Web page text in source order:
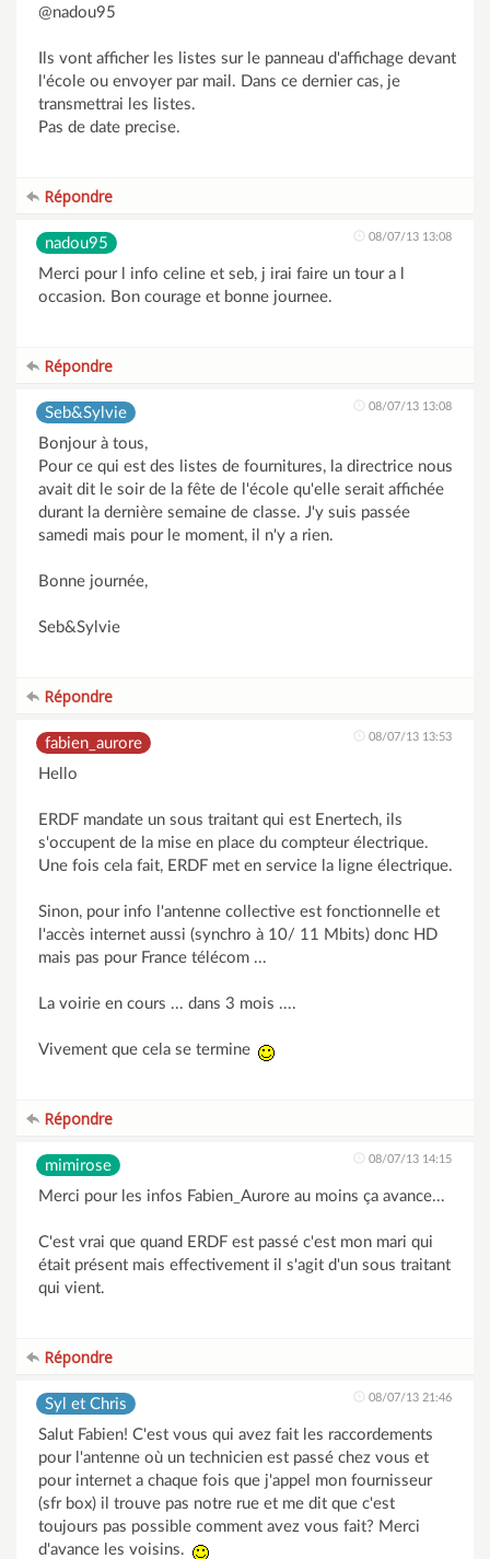
@nadou95
Ils vont afficher les listes sur le panneau d'affichage devant
l'école ou envoyer par mail. Dans ce dernier cas, je
transmettrai les listes.
Pas de date precise.
Répondre
nadou95 08/07/13 13:08
Merci pour l info celine et seb, j irai faire un tour a l
occasion. Bon courage et bonne journee.
Répondre
Seb&Sylvie 08/07/13 13:08
Bonjour à tous,
Pour ce qui est des listes de fournitures, la directrice nous
avait dit le soir de la fête de l'école qu'elle serait affichée
durant la dernière semaine de classe. J'y suis passée
samedi mais pour le moment, il n'y a rien.
Bonne journée,
Seb&Sylvie
Répondre
fabien_aurore 08/07/13 13:53
Hello
ERDF mandate un sous traitant qui est Enertech, ils
s'occupent de la mise en place du compteur électrique.
Une fois cela fait, ERDF met en service la ligne électrique.
Sinon, pour info l'antenne collective est fonctionnelle et
l'accès internet aussi (synchro à 10/ 11 Mbits) donc HD
mais pas pour France télécom ...
La voirie en cours ... dans 3 mois ....
Vivement que cela se termine
Répondre
mimirose 08/07/13 14:15
Merci pour les infos Fabien_Aurore au moins ça avance...
C'est vrai que quand ERDF est passé c'est mon mari qui
était présent mais effectivement il s'agit d'un sous traitant
qui vient.
Répondre
Syl et Chris 08/07/13 21:46
Salut Fabien! C'est vous qui avez fait les raccordements
pour l'antenne où un technicien est passé chez vous et
pour internet a chaque fois que j'appel mon fournisseur
(sfr box) il trouve pas notre rue et me dit que c'est
toujours pas possible comment avez vous fait? Merci
d'avance les voisins.